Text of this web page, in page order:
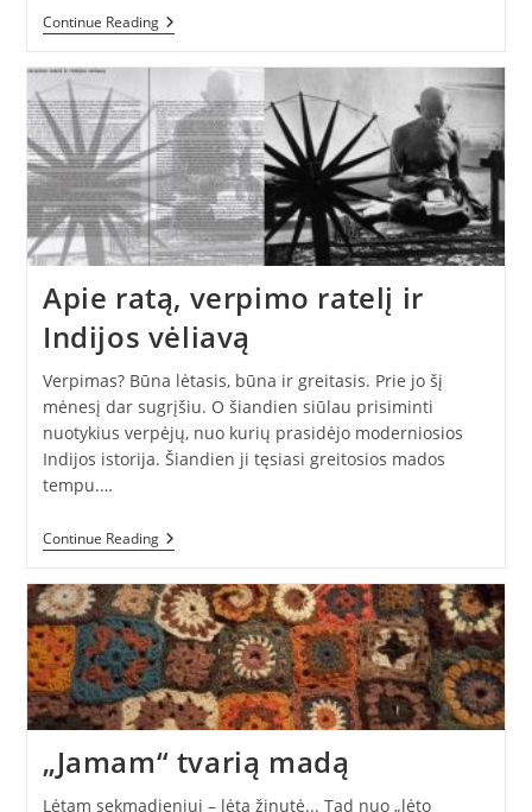
Continue ReadingMaisto
Filosofija
(ir
Kelios
Naudingos
Nuorodos)
Apie ratą, verpimo ratelį ir
Indijos vėliavą
Verpimas? Būna lėtasis, būna ir greitasis. Prie jo šį
mėnesį dar sugrįšiu. O šiandien siūlau prisiminti
nuotykius verpėjų, nuo kurių prasidėjo moderniosios
Indijos istorija. Šiandien ji tęsiasi greitosios mados
tempu.…
Continue ReadingApie
Ratą,
Ratelį
Ir
Indijos
Vėliavą
„Jamam“ tvarią madą
Lėtam sekmadieniui – lėta žinutė... Tad nuo „lėto